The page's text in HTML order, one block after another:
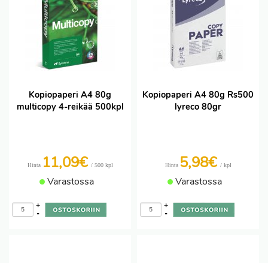
Kopiopaperi A4 80g
multicopy 4-reikää 500kpl
Hinta 11,09€ / 500 kpl
Varastossa
-
+
Kopiopaperi A4 80g Rs500
lyreco 80gr
Hinta 5,98€ / kpl
Varastossa
-
+